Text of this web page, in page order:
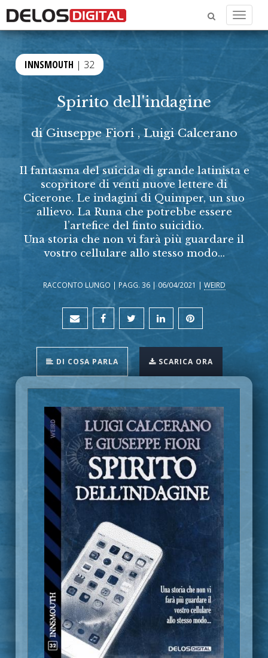
Menu
INNSMOUTH | 32
Spirito dell'indagine
diGiuseppe Fiori,Luigi Calcerano
Il fantasma del suicida di grande latinista e
scopritore di venti nuove lettere di
Cicerone. Le indagini di Quimper, un suo
allievo. La Runa che potrebbe essere
l’artefice del finto suicidio.
Una storia che non vi farà più guardare il
vostro cellulare allo stesso modo...
RACCONTO LUNGO | PAGG. 36 | 06/04/2021 | WEIRD
DI COSA PARLA SCARICA ORA